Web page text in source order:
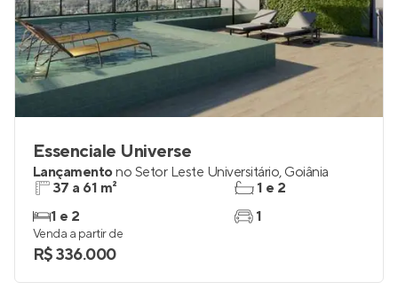
Essenciale Universe
Lançamentono Setor Leste Universitário, Goiânia
37 a 61 m²
1 e 2
1 e 2
1
Venda a partir de
R$ 336.000